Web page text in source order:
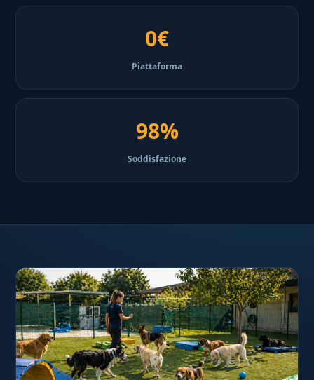
0€
Piattaforma
98%
Soddisfazione